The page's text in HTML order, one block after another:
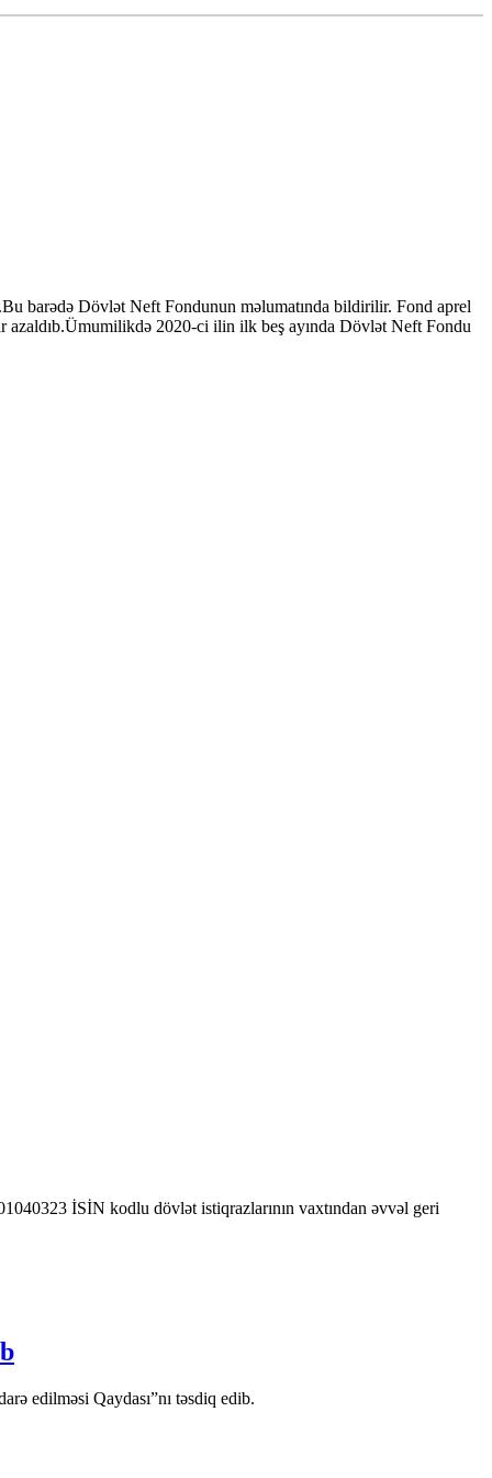
barədə Dövlət Neft Fondunun məlumatında bildirilir. Fond aprel
azaldıb.Ümumilikdə 2020-ci ilin ilk beş ayında Dövlət Neft Fondu
İSİN kodlu dövlət istiqrazlarının vaxtından əvvəl geri
edilməsi Qaydası”nı təsdiq edib.